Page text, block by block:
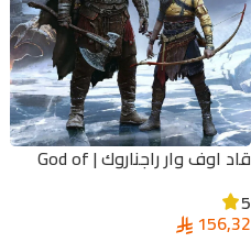
قاد اوف وار راجناروك | God of
5
156,32